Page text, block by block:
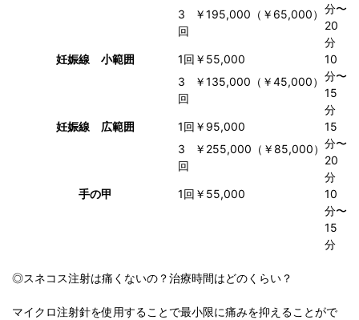
分〜
20
分
3
回
￥195,000（￥65,000）
妊娠線 小範囲 1回 ￥55,000
10
分〜
15
分
3
回
￥135,000（￥45,000）
妊娠線 広範囲 1回 ￥95,000
15
分〜
20
分
3
回
￥255,000（￥85,000）
手の甲 1回 ￥55,000
10
分〜
15
分
◎スネコス注射は痛くないの？治療時間はどのくらい？
マイクロ注射針を使用することで最小限に痛みを抑えることがで